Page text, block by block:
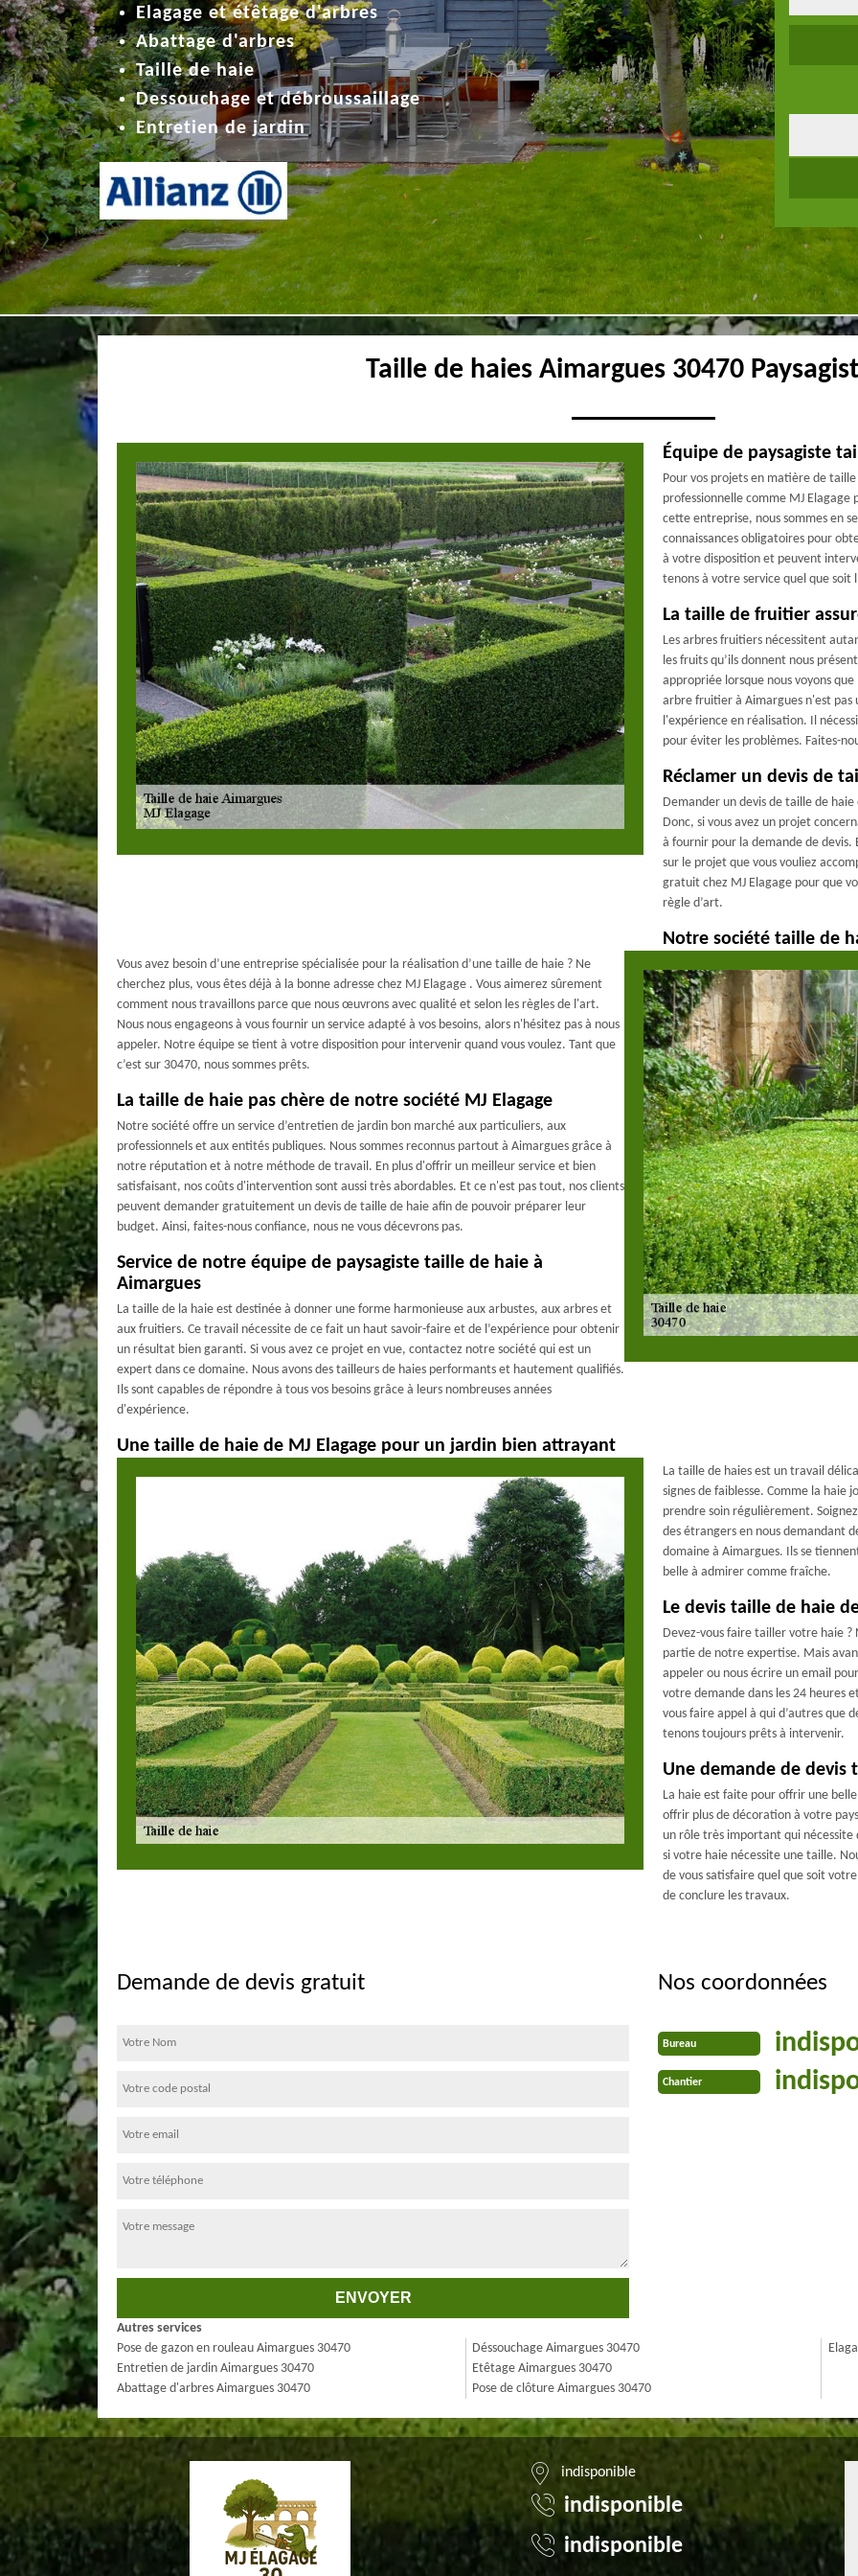
Elagage et étêtage d'arbres
Abattage d'arbres
Taille de haie
Dessouchage et débroussaillage
Entretien de jardin
Taille de haies Aimargues 30470
Équipe de paysagiste
Pour vos projets en matière de
professionnelle comme MJ
cette entreprise, nous sommes en
connaissances obligatoires pour
à votre disposition et peuvent
tenons à votre service quel que soit
La taille de fruitier
Les arbres fruitiers nécessitent
les fruits qu’ils donnent nous
appropriée lorsque nous voyons
arbre fruitier à Aimargues n'est pas
l'expérience en réalisation. Il
pour éviter les problèmes. Faites-
Réclamer un devis de
Demander un devis de taille de
Donc, si vous avez un projet
à fournir pour la demande de devis.
sur le projet que vous vouliez
gratuit chez MJ Elagage pour que
règle d’art.
Notre société taille de
Vous avez besoin d’une entreprise spécialisée pour la réalisation d’une taille de haie ? Ne
cherchez plus, vous êtes déjà à la bonne adresse chez MJ Elagage . Vous aimerez sûrement
comment nous travaillons parce que nous œuvrons avec qualité et selon les règles de l'art.
Nous nous engageons à vous fournir un service adapté à vos besoins, alors n'hésitez pas à nous
appeler. Notre équipe se tient à votre disposition pour intervenir quand vous voulez. Tant que
c’est sur 30470, nous sommes prêts.
La taille de haie pas chère de notre société MJ Elagage
Notre société offre un service d’entretien de jardin bon marché aux particuliers, aux
professionnels et aux entités publiques. Nous sommes reconnus partout à Aimargues grâce à
notre réputation et à notre méthode de travail. En plus d'offrir un meilleur service et bien
satisfaisant, nos coûts d'intervention sont aussi très abordables. Et ce n'est pas tout, nos clients
peuvent demander gratuitement un devis de taille de haie afin de pouvoir préparer leur
budget. Ainsi, faites-nous confiance, nous ne vous décevrons pas.
Service de notre équipe de paysagiste taille de haie à
Aimargues
La taille de la haie est destinée à donner une forme harmonieuse aux arbustes, aux arbres et
aux fruitiers. Ce travail nécessite de ce fait un haut savoir-faire et de l’expérience pour obtenir
un résultat bien garanti. Si vous avez ce projet en vue, contactez notre société qui est un
expert dans ce domaine. Nous avons des tailleurs de haies performants et hautement qualifiés.
Ils sont capables de répondre à tous vos besoins grâce à leurs nombreuses années
d'expérience.
Une taille de haie de MJ Elagage pour un jardin bien attrayant
La taille de haies est un travail
signes de faiblesse. Comme la
prendre soin régulièrement.
des étrangers en nous demandant
domaine à Aimargues. Ils se
belle à admirer comme fraîche.
Le devis taille de haie
Devez-vous faire tailler votre haie
partie de notre expertise. Mais
appeler ou nous écrire un email
votre demande dans les 24 heures
vous faire appel à qui d’autres que
tenons toujours prêts à intervenir.
Une demande de
La haie est faite pour offrir une
offrir plus de décoration à votre
un rôle très important qui nécessite
si votre haie nécessite une taille.
de vous satisfaire quel que soit
de conclure les travaux.
Demande de devis gratuit Nos coordonnées
Bureau
Chantier
Autres services
Pose de gazon en rouleau Aimargues 30470
Entretien de jardin Aimargues 30470
Abattage d'arbres Aimargues 30470
Déssouchage Aimargues 30470
Etêtage Aimargues 30470
Pose de clôture Aimargues 30470
indisponible
indisponible
indisponible